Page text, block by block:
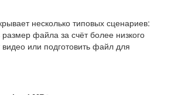
несколько типовых сценариев:
файла за счёт более низкого
или подготовить файл для